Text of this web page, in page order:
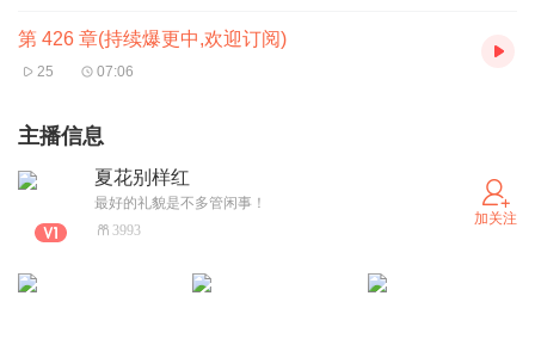
第 426 章(持续爆更中,欢迎订阅)
25 07:06
主播信息
夏花别样红
最好的礼貌是不多管闲事！
3993
加关注